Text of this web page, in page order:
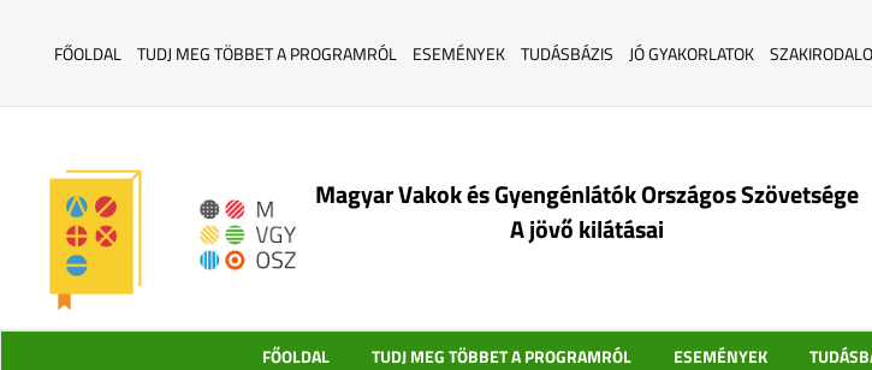
to
FŐOLDAL TUDJ MEG TÖBBET A PROGRAMRÓL ESEMÉNYEK TUDÁSBÁZIS JÓ GYAKORLATOK
Magyar Vakok és Gyengénlátók Országos Szövetsége
A jövő kilátásai
FŐOLDAL TUDJ MEG TÖBBET A PROGRAMRÓL ESEMÉNYEK